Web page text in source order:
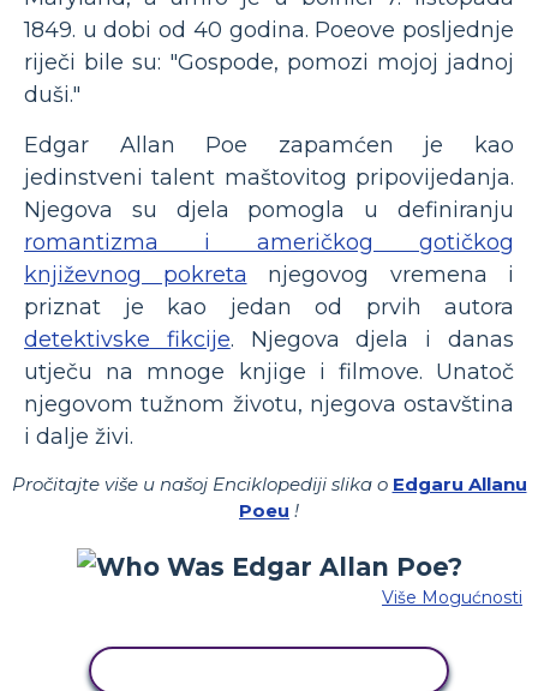
1849. u dobi od 40 godina. Poeove posljednje
riječi bile su: "Gospode, pomozi mojoj jadnoj
duši."
Edgar Allan Poe zapamćen je kao
jedinstveni talent maštovitog pripovijedanja.
Njegova su djela pomogla u definiranju
romantizma i američkog gotičkog
književnog pokreta njegovog vremena i
priznat je kao jedan od prvih autora
detektivske fikcije. Njegova djela i danas
utječu na mnoge knjige i filmove. Unatoč
njegovom tužnom životu, njegova ostavština
i dalje živi.
Pročitajte više u našoj Enciklopediji slika o Edgaru Allanu
Poeu !
Više Mogućnosti